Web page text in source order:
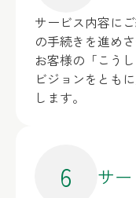
サービス内容に
の手続きを進め
お客様の「こう
ビジョンをとも
します。
6 サ